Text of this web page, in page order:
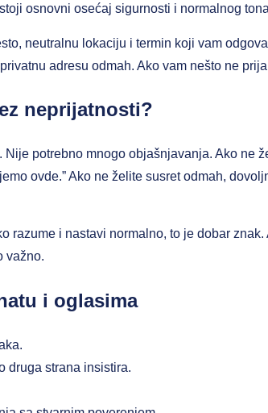
osnovni osećaj sigurnosti i normalnog
neutralnu lokaciju i termin koji vam
adresu odmah. Ako vam nešto ne
neprijatnosti?
potrebno mnogo objašnjavanja. Ako ne
ovde.” Ako ne želite susret odmah,
razume i nastavi normalno, to je dobar
važno.
i oglasima
druga strana insistira.